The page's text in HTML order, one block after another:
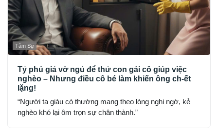
Tâm Sự
Tỷ phú giả vờ ngủ để thử con gái cô giúp việc
nghèo – Nhưng điều cô bé làm khiến ông ch-ết
lặng!
“Người ta giàu có thường mang theo lòng nghi ngờ, kẻ
nghèo khó lại ôm trọn sự chân thành.”